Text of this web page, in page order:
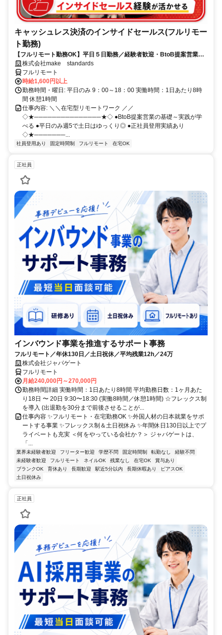
キャッシュレス決済のインサイドセールス(フルリモー
ト勤務)
【フルリモート勤務OK】平日５日勤務／経験者歓迎・BtoB提案営業で
スキルアップ
株式会社make standards
フルリモート
時給1,600円以上
勤務時間・曜日: 平日のみ 9：00～18：00 実働時間：1日あたり8時
間 休憩1時間
仕事内容: ＼＼在宅型リモートワーク ／／
◇★───────────────★◇ ●BtoB提案営業の基礎～実践が学
べる ●平日のみ週5で土日はゆっくり◎ ●正社員登用実績あり
◇★───────...
社員登用あり 固定時間制 フルリモート 在宅OK
正社員
インバウンド事業を推進するサポート事務
フルリモート／年休130日／土日祝休／平均残業12h／24万
株式会社ジャパゲート
フルリモート
月給240,000円～270,000円
勤務時間詳細 実働時間：1日あたり8時間 平均勤務日数：1ヶ月あた
り18日 〜 20日 9:30〜18:30 (実働8時間／休憩1時間) ☆フレックス制
を導入 (出退勤を30分まで前後させることが...
仕事内容 ✨フルリモート・在宅勤務OK ✨外国人材の日本就業をサポ
ートする事業 ✨フレックス制＆土日祝休み ✨年間休日130日以上でプ
ライベートも充実 ＜何をやっている会社か？＞ ジャパゲートは、
「...
業界未経験者歓迎 フリーター歓迎 学歴不問 固定時間制 転勤なし
経験不問
未経験者歓迎
フルリモート ネイルOK 残業なし 在宅OK
賞与あり
ブランクOK
育休あり 長期歓迎 駅近5分以内 長期休暇あり
ピアスOK
土日祝休み
正社員